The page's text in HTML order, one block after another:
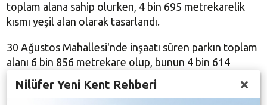
toplam alana sahip olurken, 4 bin 695 metrekarelik
kısmı yeşil alan olarak tasarlandı.
30 Ağustos Mahallesi'nde inşaatı süren parkın toplam
alanı 6 bin 856 metrekare olup, bunun 4 bin 614
metrekaresi yeşil alan olarak planlandı. Doğanköy
Mahallesi'nde yapılan park ise bin 455 metrekare
Nilüfer Yeni Kent Rehberi